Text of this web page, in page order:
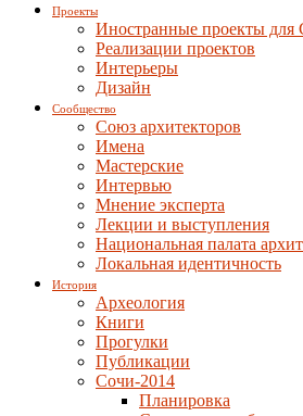
Проекты
Иностранные проекты для
Реализации проектов
Интерьеры
Дизайн
Сообщество
Союз архитекторов
Имена
Мастерские
Интервью
Мнение эксперта
Лекции и выступления
Национальная палата
Локальная идентичность
История
Археология
Книги
Прогулки
Публикации
Сочи-2014
Планировка